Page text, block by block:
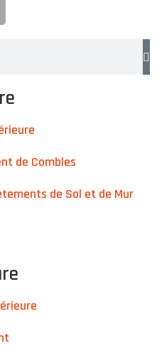
de Combles
de Sol et de Mur